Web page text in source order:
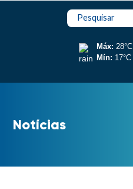
Pesquisar
Máx: 28°C
Mín: 17°C
Notícias